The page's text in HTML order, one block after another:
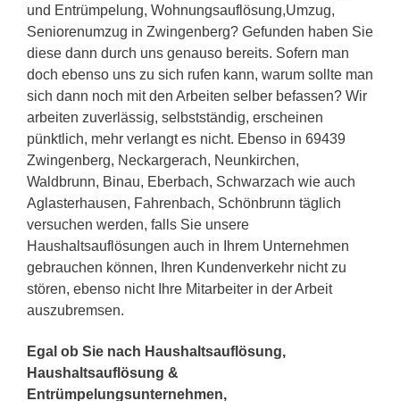
und Entrümpelung, Wohnungsauflösung,Umzug,
Seniorenumzug in Zwingenberg? Gefunden haben Sie
diese dann durch uns genauso bereits. Sofern man
doch ebenso uns zu sich rufen kann, warum sollte man
sich dann noch mit den Arbeiten selber befassen? Wir
arbeiten zuverlässig, selbstständig, erscheinen
pünktlich, mehr verlangt es nicht. Ebenso in 69439
Zwingenberg, Neckargerach, Neunkirchen,
Waldbrunn, Binau, Eberbach, Schwarzach wie auch
Aglasterhausen, Fahrenbach, Schönbrunn täglich
versuchen werden, falls Sie unsere
Haushaltsauflösungen auch in Ihrem Unternehmen
gebrauchen können, Ihren Kundenverkehr nicht zu
stören, ebenso nicht Ihre Mitarbeiter in der Arbeit
auszubremsen.
Egal ob Sie nach Haushaltsauflösung,
Haushaltsauflösung &
Entrümpelungsunternehmen,